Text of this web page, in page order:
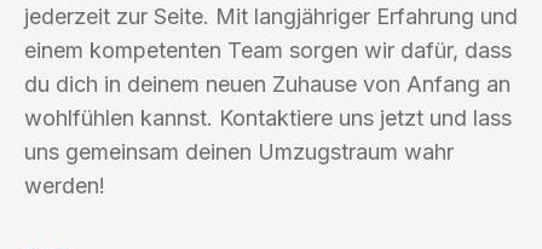
jederzeit zur Seite. Mit langjähriger Erfahrung und
einem kompetenten Team sorgen wir dafür, dass
du dich in deinem neuen Zuhause von Anfang an
wohlfühlen kannst. Kontaktiere uns jetzt und lass
uns gemeinsam deinen Umzugstraum wahr
werden!